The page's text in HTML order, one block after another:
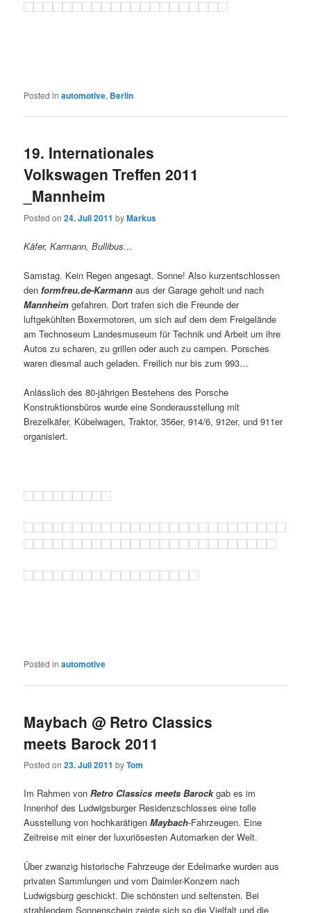
Posted in automotive, Berlin
19. Internationales
Volkswagen Treffen 2011
_Mannheim
Posted on24. Juli 2011 byMarkus
Käfer, Karmann, Bullibus…
Samstag. Kein Regen angesagt. Sonne! Also kurzentschlossen
denformfreu.de-Karmann aus der Garage geholt und nach
Mannheim gefahren. Dort trafen sich die Freunde der
luftgekühlten Boxermotoren, um sich auf dem dem Freigelände
am Technoseum Landesmuseum für Technik und Arbeit um ihre
Autos zu scharen, zu grillen oder auch zu campen. Porsches
waren diesmal auch geladen. Freilich nur bis zum 993…
Anlässlich des 80-jährigen Bestehens des Porsche
Konstruktionsbüros wurde eine Sonderausstellung mit
Brezelkäfer, Kübelwagen, Traktor, 356er, 914/6, 912er, und 911er
organisiert.
Posted in automotive
Maybach @ Retro Classics
meets Barock 2011
Posted on23. Juli 2011 byTom
Im Rahmen von Retro Classics meets Barockgab es im
Innenhof des Ludwigsburger Residenzschlosses eine tolle
Ausstellung von hochkarätigen Maybach-Fahrzeugen. Eine
Zeitreise mit einer der luxuriösesten Automarken der Welt.
Über zwanzig historische Fahrzeuge der Edelmarke wurden aus
privaten Sammlungen und vom Daimler-Konzern nach
Ludwigsburg geschickt. Die schönsten und seltensten. Bei
strahlendem Sonnenschein zeigte sich so die Vielfalt und die